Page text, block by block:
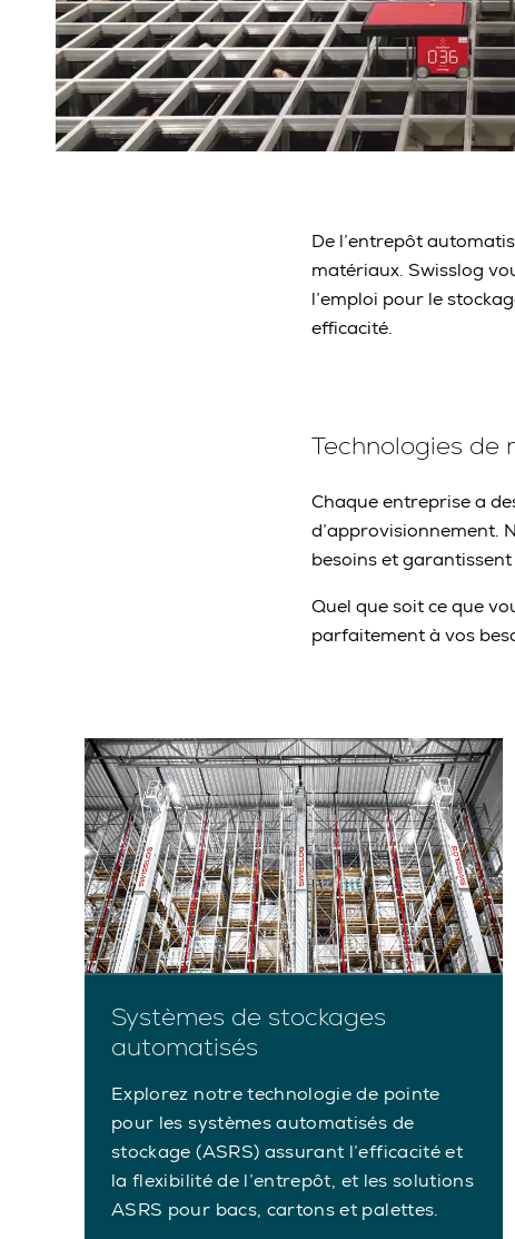
De l’entrepôt
matériaux. Swisslog
l’emploi pour le
efficacité.
Technologies de
Chaque entreprise a
d’approvisionnement.
besoins et
Quel que soit ce que
parfaitement à vos
Systèmes de stockages
automatisés
Explorez notre technologie de pointe
pour les systèmes automatisés de
stockage (ASRS) assurant l’efficacité et
la flexibilité de l’entrepôt, et les solutions
ASRS pour bacs, cartons et palettes.